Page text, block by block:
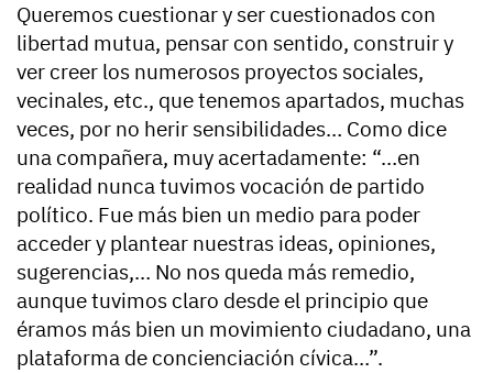
Queremos cuestionar y ser cuestionados con
libertad mutua, pensar con sentido, construir y
ver creer los numerosos proyectos sociales,
vecinales, etc., que tenemos apartados, muchas
veces, por no herir sensibilidades… Como dice
una compañera, muy acertadamente: “…en
realidad nunca tuvimos vocación de partido
político. Fue más bien un medio para poder
acceder y plantear nuestras ideas, opiniones,
sugerencias,… No nos queda más remedio,
aunque tuvimos claro desde el principio que
éramos más bien un movimiento ciudadano, una
plataforma de concienciación cívica…”.